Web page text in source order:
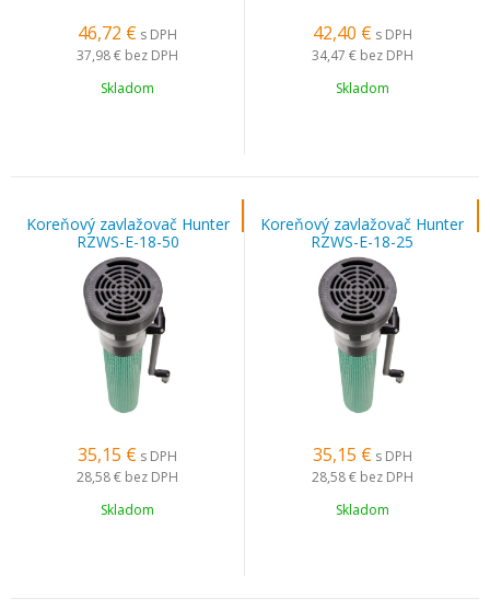
46,72 € s DPH
37,98 € bez DPH
Skladom
42,40 € s DPH
34,47 € bez DPH
Skladom
Koreňový zavlažovač Hunter
RZWS-E-18-50
35,15 € s DPH
28,58 € bez DPH
Skladom
Koreňový zavlažovač Hunter
RZWS-E-18-25
35,15 € s DPH
28,58 € bez DPH
Skladom